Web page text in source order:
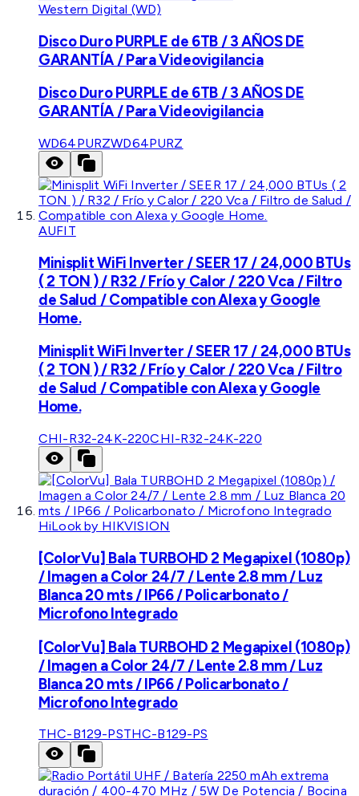
Western Digital (WD)
Disco Duro PURPLE de 6TB / 3 AÑOS DE
GARANTÍA / Para Videovigilancia
Disco Duro PURPLE de 6TB / 3 AÑOS DE
GARANTÍA / Para Videovigilancia
WD64PURZWD64PURZ
AUFIT
Minisplit WiFi Inverter / SEER 17 / 24,000 BTUs
( 2 TON ) / R32 / Frío y Calor / 220 Vca / Filtro
de Salud / Compatible con Alexa y Google
Home.
Minisplit WiFi Inverter / SEER 17 / 24,000 BTUs
( 2 TON ) / R32 / Frío y Calor / 220 Vca / Filtro
de Salud / Compatible con Alexa y Google
Home.
CHI-R32-24K-220CHI-R32-24K-220
HiLook by HIKVISION
[ColorVu] Bala TURBOHD 2 Megapixel (1080p)
/ Imagen a Color 24/7 / Lente 2.8 mm / Luz
Blanca 20 mts / IP66 / Policarbonato /
Microfono Integrado
[ColorVu] Bala TURBOHD 2 Megapixel (1080p)
/ Imagen a Color 24/7 / Lente 2.8 mm / Luz
Blanca 20 mts / IP66 / Policarbonato /
Microfono Integrado
THC-B129-PSTHC-B129-PS